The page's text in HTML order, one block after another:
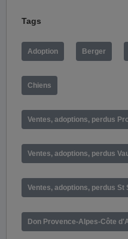
Tags
Adoption Berger
Chiens
Ventes, adoptions, perdus
Ventes, adoptions, perdus
Ventes, adoptions, perdus St
Don Provence-Alpes-Côte